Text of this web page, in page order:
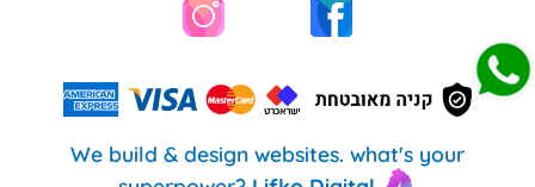
We build & design websites. what's your